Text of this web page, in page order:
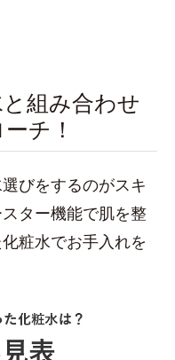
組み合わせ
チ！
びをするのがスキ
ター機能で肌を整
粧水でお手入れを